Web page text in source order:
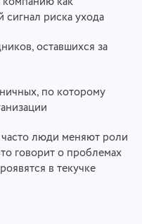
риска ухода
оставшихся за
по которому
люди меняют роли
говорит о проблемах
в текучке